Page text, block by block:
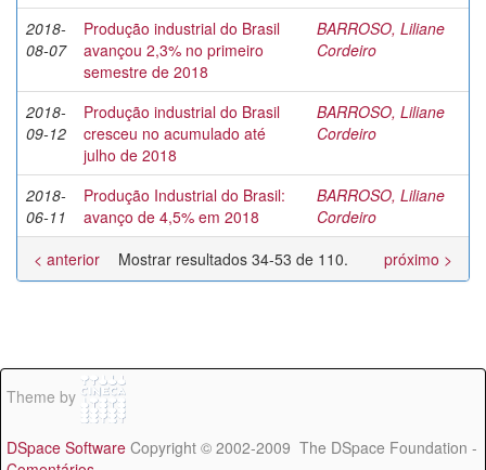
2018-
08-07
Produção industrial do Brasil
avançou 2,3% no primeiro
semestre de 2018
BARROSO, Liliane
Cordeiro
2018-
09-12
Produção industrial do Brasil
cresceu no acumulado até
julho de 2018
BARROSO, Liliane
Cordeiro
2018-
06-11
Produção Industrial do Brasil:
avanço de 4,5% em 2018
BARROSO, Liliane
Cordeiro
Mostrar resultados 34-53 de 110.
< anterior próximo >
Theme by
DSpace Software Copyright © 2002-2009 The DSpace Foundation -